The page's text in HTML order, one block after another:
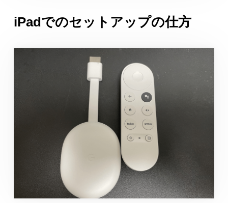
iPadでのセットアップの仕方